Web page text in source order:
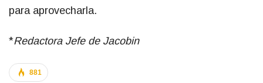
para aprovecharla.
*Redactora Jefe de Jacobin
881